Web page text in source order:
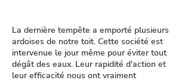
La dernière tempête a emporté plusieurs
ardoises de notre toit. Cette société est
intervenue le jour même pour éviter tout
dégât des eaux. Leur rapidité d'action et
leur efficacité nous ont vraiment